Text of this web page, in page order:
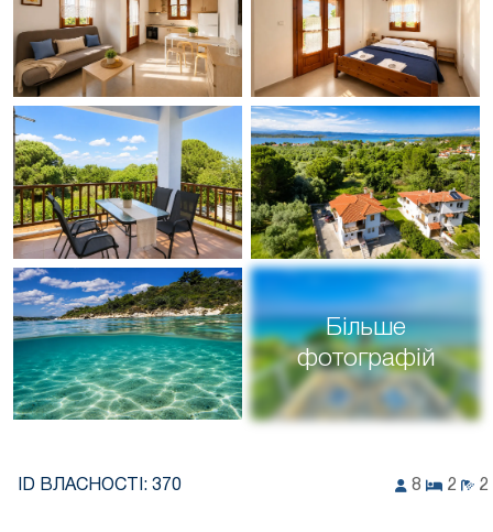
Більше
фотографій
ID ВЛАСНОСТІ: 370 8 2 2